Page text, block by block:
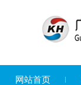
网站首页